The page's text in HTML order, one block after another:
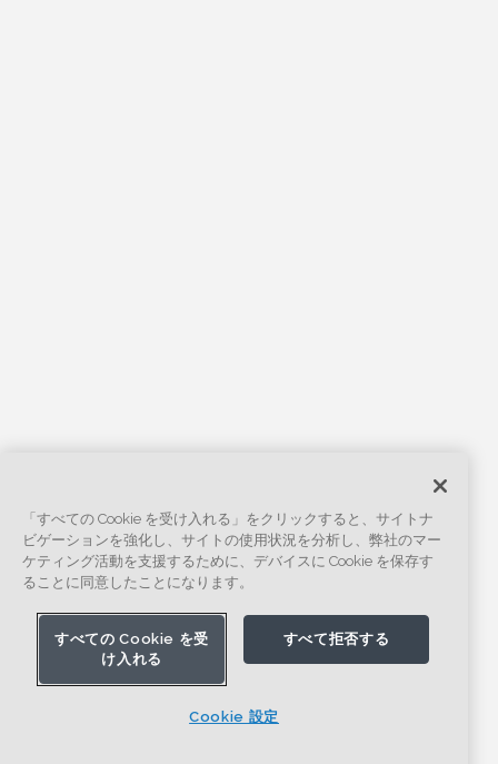
「すべての Cookie を受け入れる」をクリックすると、サイトナ
ビゲーションを強化し、サイトの使用状況を分析し、弊社のマー
ケティング活動を支援するために、デバイスに Cookie を保存す
ることに同意したことになります。
すべての Cookie を受
け入れる
すべて拒否する
Cookie 設定